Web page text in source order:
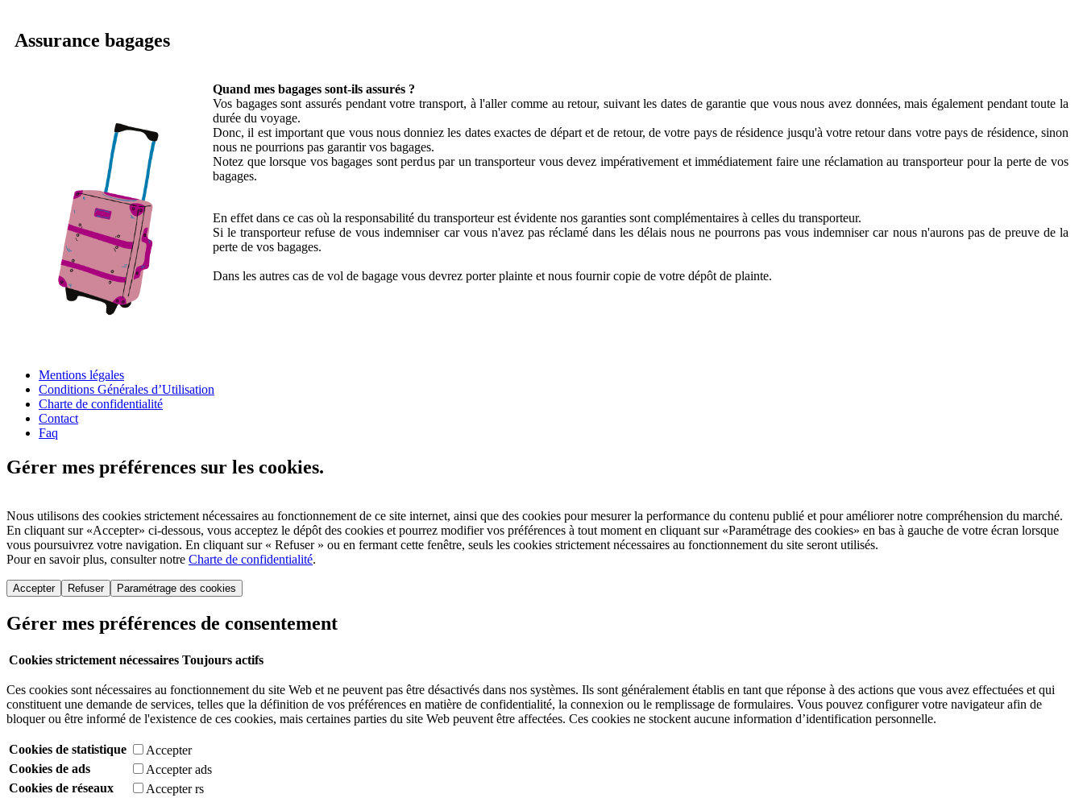
Assurance bagages
Quand mes bagages sont-ils assurés ?
Vos bagages sont assurés pendant votre transport, à l'aller comme au retour, suivant les dates de garantie que vous nous avez données, mais également pendant toute la
durée du voyage.
Donc, il est important que vous nous donniez les dates exactes de départ et de retour, de votre pays de résidence jusqu'à votre retour dans votre pays de résidence, sinon
nous ne pourrions pas garantir vos bagages.
Notez que lorsque vos bagages sont perdus par un transporteur vous devez impérativement et immédiatement faire une réclamation au transporteur pour la perte de vos
bagages.
En effet dans ce cas où la responsabilité du transporteur est évidente nos garanties sont complémentaires à celles du transporteur.
Si le transporteur refuse de vous indemniser car vous n'avez pas réclamé dans les délais nous ne pourrons pas vous indemniser car nous n'aurons pas de preuve de la
perte de vos bagages.
Dans les autres cas de vol de bagage vous devrez porter plainte et nous fournir copie de votre dépôt de plainte.
Mentions légales
Conditions Générales d’Utilisation
Charte de confidentialité
Contact
Faq
Gérer mes préférences sur les cookies.
Nous utilisons des cookies strictement nécessaires au fonctionnement de ce site internet, ainsi que des cookies pour mesurer la performance du contenu publié et pour améliorer notre compréhension du marché.
En cliquant sur «Accepter» ci-dessous, vous acceptez le dépôt des cookies et pourrez modifier vos préférences à tout moment en cliquant sur «Paramétrage des cookies» en bas à gauche de votre écran lorsque
vous poursuivrez votre navigation. En cliquant sur « Refuser » ou en fermant cette fenêtre, seuls les cookies strictement nécessaires au fonctionnement du site seront utilisés.
Pour en savoir plus, consulter notre Charte de confidentialité.
Gérer mes préférences de consentement
Cookies strictement nécessaires Toujours actifs
Ces cookies sont nécessaires au fonctionnement du site Web et ne peuvent pas être désactivés dans nos systèmes. Ils sont généralement établis en tant que réponse à des actions que vous avez effectuées et qui
constituent une demande de services, telles que la définition de vos préférences en matière de confidentialité, la connexion ou le remplissage de formulaires. Vous pouvez configurer votre navigateur afin de
bloquer ou être informé de l'existence de ces cookies, mais certaines parties du site Web peuvent être affectées. Ces cookies ne stockent aucune information d’identification personnelle.
Cookies de statistique
Accepter
Cookies de ads
Accepter ads
Cookies de réseaux
Accepter rs